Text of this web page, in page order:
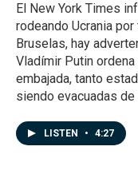
El New York Times
rodeando Ucrania
Bruselas, hay
Vladímir Putin
embajada, tanto
siendo evacuadas de
LISTEN • 4:27